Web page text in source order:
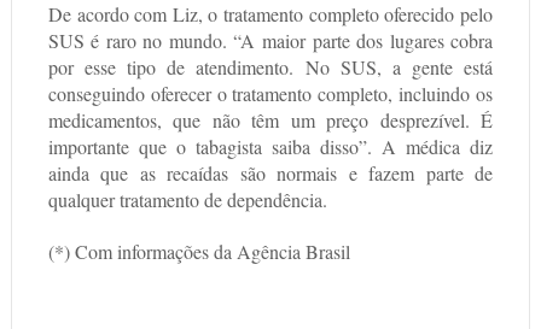
De acordo com Liz, o tratamento completo oferecido pelo
SUS é raro no mundo. “A maior parte dos lugares cobra
por esse tipo de atendimento. No SUS, a gente está
conseguindo oferecer o tratamento completo, incluindo os
medicamentos, que não têm um preço desprezível. É
importante que o tabagista saiba disso”. A médica diz
ainda que as recaídas são normais e fazem parte de
qualquer tratamento de dependência.
(*) Com informações da Agência Brasil